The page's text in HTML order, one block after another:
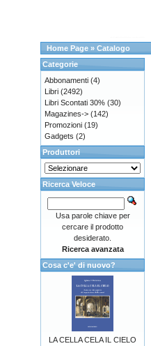
Home Page » Catalogo
Categorie
Abbonamenti (4)
Libri (2492)
Libri Scontati 30% (30)
Magazines-> (142)
Promozioni (19)
Gadgets (2)
Produttori
Ricerca Veloce
Usa parole chiave per
cercare il prodotto
desiderato.
Ricerca avanzata
Cosa c'e' di nuovo?
LA CELLA CELA IL CIELO